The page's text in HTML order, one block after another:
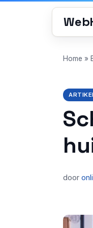
Home »
door